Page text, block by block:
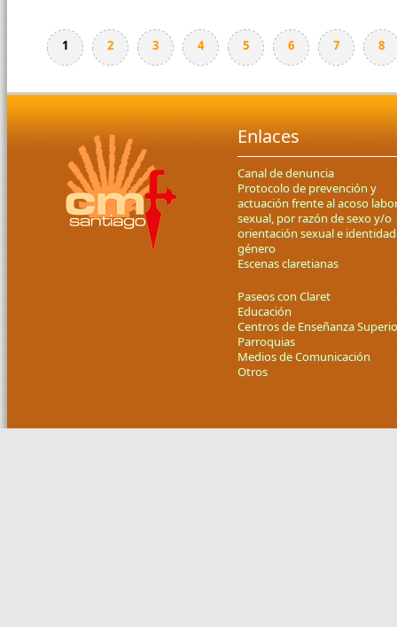
Páginas
1 2 3 4 5 6 7 8
Enlaces
Canal de denuncia
Protocolo de prevención y
actuación frente al acoso
sexual, por razón de sexo y/o
orientación sexual e
género
Escenas claretianas
Paseos con Claret
Educación
Centros de Enseñanza
Parroquias
Medios de Comunicación
Otros